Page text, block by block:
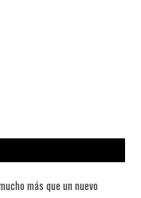
más que un nuevo